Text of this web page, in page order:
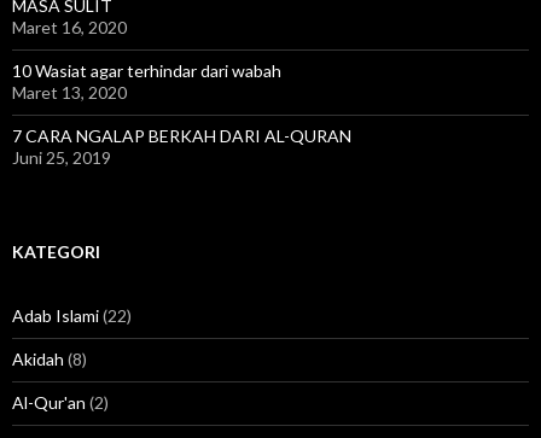
MASA SULIT
Maret 16, 2020
10 Wasiat agar terhindar dari wabah
Maret 13, 2020
7 CARA NGALAP BERKAH DARI AL-QURAN
Juni 25, 2019
KATEGORI
Adab Islami(22)
Akidah (8)
Al-Qur'an (2)